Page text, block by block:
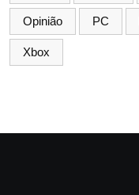
Opinião PC
Xbox